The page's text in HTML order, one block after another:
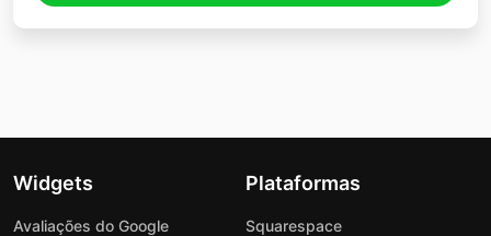
Widgets
Avaliações do Google
Plataformas
Squarespace